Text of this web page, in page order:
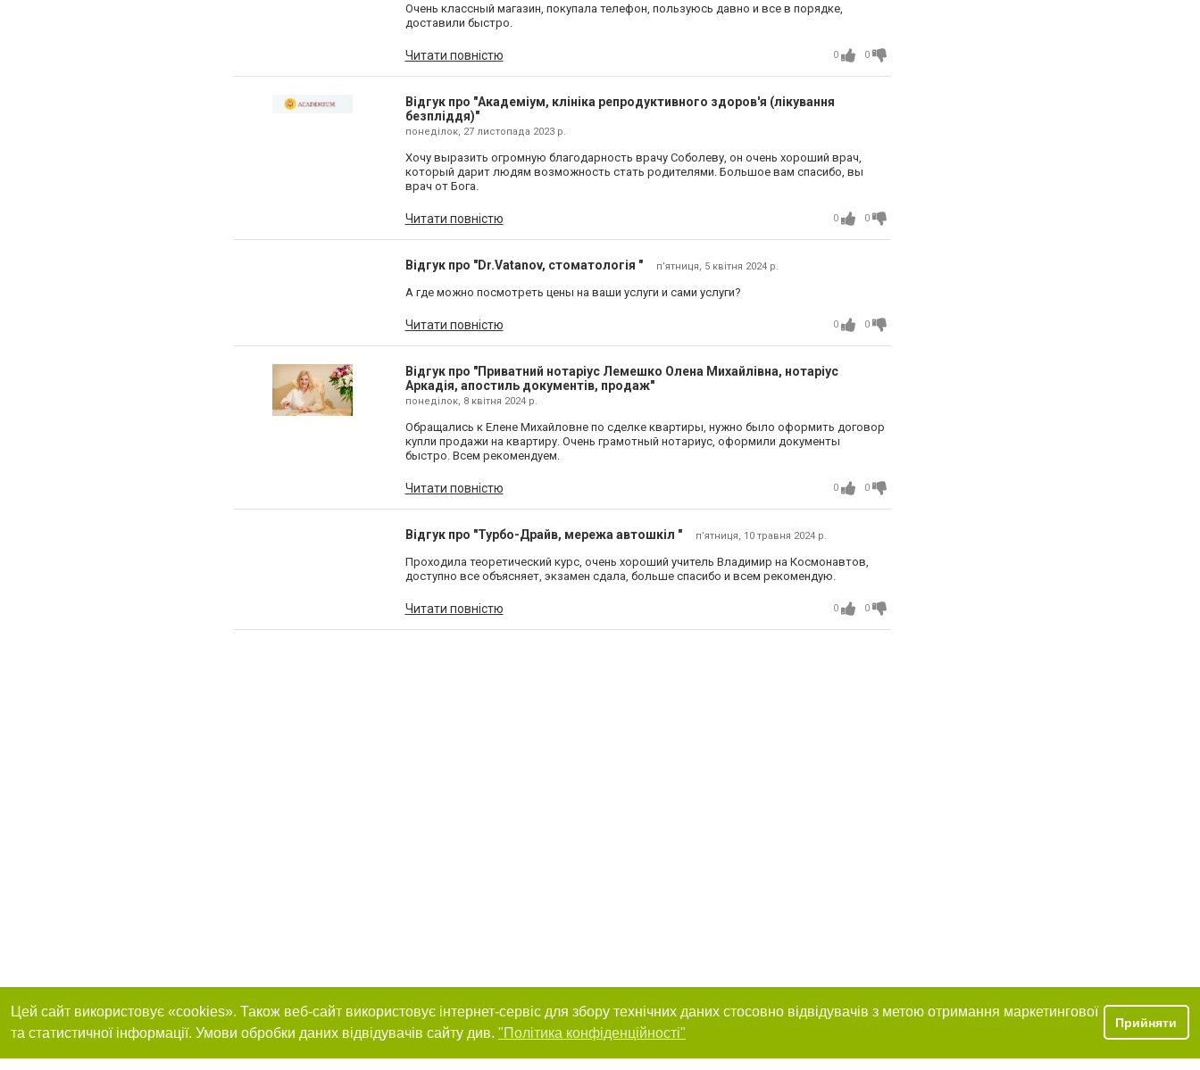
Очень классный магазин, покупала телефон, пользуюсь давно и все в порядке,
доставили быстро.
Читати повністю 0 0
Відгук про "Академіум, клініка репродуктивного здоров'я (лікування
безпліддя)"
понеділок, 27 листопада 2023 р.
Хочу выразить огромную благодарность врачу Соболеву, он очень хороший врач,
который дарит людям возможность стать родителями. Большое вам спасибо, вы
врач от Бога.
Читати повністю 0 0
Відгук про "Dr.Vatanov, стоматологія " пʼятниця, 5 квітня 2024 р.
А где можно посмотреть цены на ваши услуги и сами услуги?
Читати повністю 0 0
Відгук про "Приватний нотаріус Лемешко Олена Михайлівна, нотаріус
Аркадія, апостиль документів, продаж"
понеділок, 8 квітня 2024 р.
Обращались к Елене Михайловне по сделке квартиры, нужно было оформить договор
купли продажи на квартиру. Очень грамотный нотариус, оформили документы
быстро. Всем рекомендуем.
Читати повністю 0 0
Відгук про "Турбо-Драйв, мережа автошкіл " пʼятниця, 10 травня 2024 р.
Проходила теоретический курс, очень хороший учитель Владимир на Космонавтов,
доступно все объясняет, экзамен сдала, больше спасибо и всем рекомендую.
Читати повністю 0 0
Цей сайт використовує «cookies». Також веб-сайт використовує інтернет-сервіс для збору технічних даних стосовно відвідувачів з метою отримання маркетингової
та статистичної інформації. Умови обробки даних відвідувачів сайту див. "Політика конфіденційності"
Прийняти